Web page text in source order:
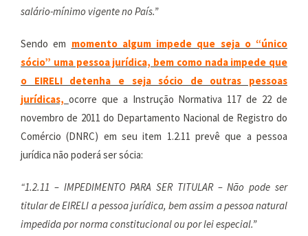
salário-mínimo vigente no País.”
Sendo em momento algum impede que seja o “único
sócio” uma pessoa jurídica, bem como nada impede que
o EIRELI detenha e seja sócio de outras pessoas
jurídicas, ocorre que a Instrução Normativa 117 de 22 de
novembro de 2011 do Departamento Nacional de Registro do
Comércio (DNRC) em seu item 1.2.11 prevê que a pessoa
jurídica não poderá ser sócia:
“1.2.11 – IMPEDIMENTO PARA SER TITULAR –Não pode ser
titular de EIRELI a pessoa jurídica, bem assim a pessoa natural
impedida por norma constitucional ou por lei especial.”